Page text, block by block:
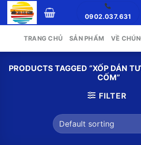
Skip
0902.037.631
TRANG CHỦ SẢN PHẨM VỀ
PRODUCTS TAGGED “XỐP DÁN
CỐM”
FILTER